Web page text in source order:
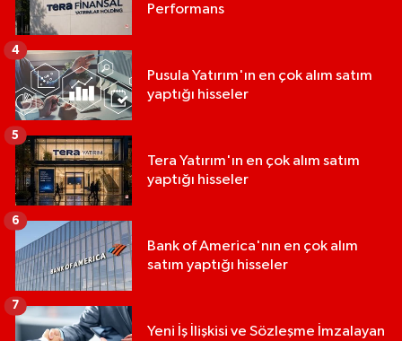
Performans
Pusula Yatırım'ın en çok alım satım
yaptığı hisseler
4
Tera Yatırım'ın en çok alım satım
yaptığı hisseler
5
Bank of America'nın en çok alım
satım yaptığı hisseler
6
Yeni İş İlişkisi ve Sözleşme İmzalayan
7